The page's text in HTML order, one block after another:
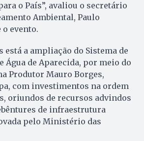
o País”, avaliou o secretário
Ambiental, Paulo
evento.
está a ampliação do Sistema de
Água de Aparecida, por meio do
Produtor Mauro Borges,
com investimentos na ordem
oriundos de recursos advindos
de infraestrutura
pelo Ministério das